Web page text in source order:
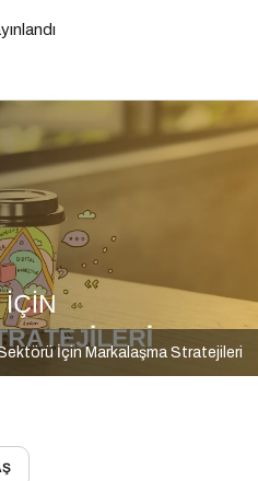
İçin Markalaşma Stratejileri